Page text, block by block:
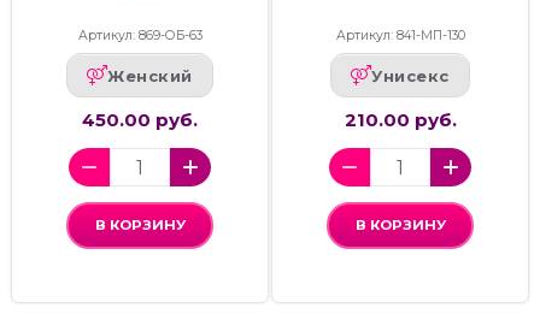
Артикул: 869-ОБ-63
Женский
450.00 руб.
В КОРЗИНУ
Артикул: 841-МП-130
Унисекс
210.00 руб.
В КОРЗИНУ